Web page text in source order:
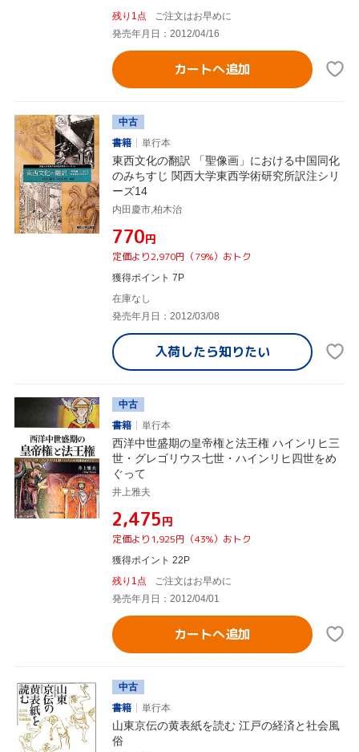
残り1点
ご注文はお早めに
発売年月日：2012/04/16
カートへ追加
中古
書籍
単行本
東西文化の翻訳 「聖像画」における中国同化
のみちすじ 関西大学東西学術研究所訳注シリ
ーズ14
内田慶市,柏木治
¥770円
定価より2,970円（79%）おトク
獲得ポイント 7P
在庫なし
発売年月日：2012/03/08
入荷したら知りたい
中古
書籍
単行本
西洋中世盛期の皇帝権と法王権 ハインリヒ三
世・グレゴリウス七世・ハインリヒ四世をめ
ぐって
井上雅夫
¥2,475円
定価より1,925円（43%）おトク
獲得ポイント 22P
残り1点
ご注文はお早めに
発売年月日：2012/04/01
カートへ追加
中古
書籍
単行本
山東京伝の黄表紙を読む 江戸の経済と社会風
俗